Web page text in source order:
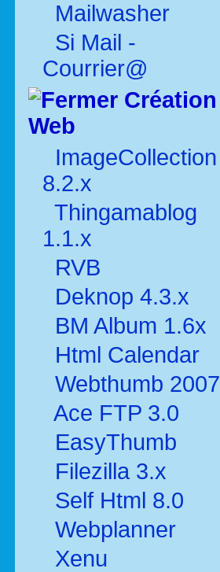
Mailwasher
Si Mail -
Courrier@
Création
Web
ImageCollection
8.2.x
Thingamablog
1.1.x
RVB
Deknop 4.3.x
BM Album 1.6x
Html Calendar
Webthumb 2007
Ace FTP 3.0
EasyThumb
Filezilla 3.x
Self Html 8.0
Webplanner
Xenu